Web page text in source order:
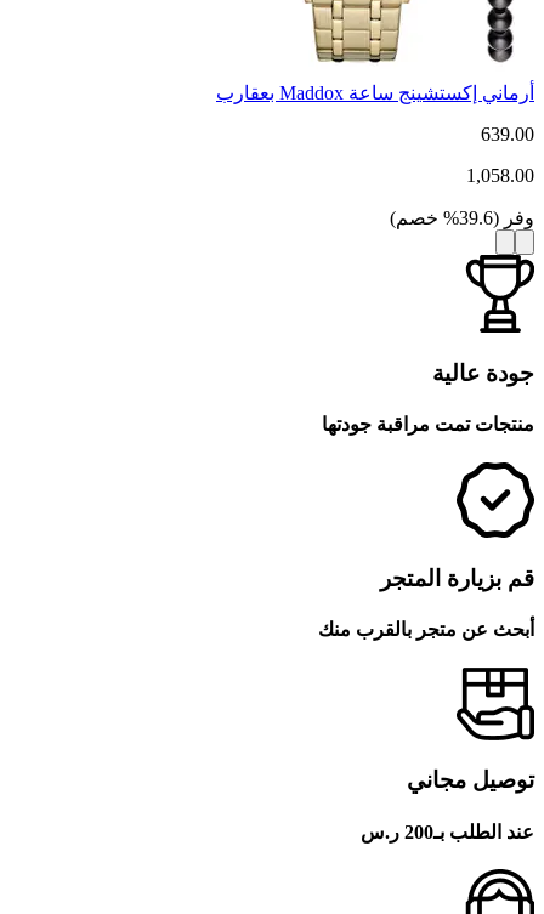
أرماني إكستشينج ساعة Maddox بعقارب
639.00
1,058.00
وفر (
39.6
% خصم)
جودة عالية
منتجات تمت مراقبة جودتها
قم بزيارة المتجر
أبحث عن متجر بالقرب منك
توصيل مجاني
عند الطلب بـ200 ر.س